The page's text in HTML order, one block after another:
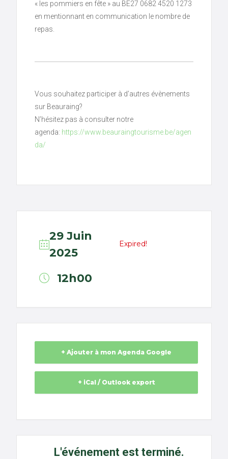
« les pommiers en fête » au BE27 0682 4520 1273
en mentionnant en communication le nombre de
repas.
Vous souhaitez participer à d’autres évènements
sur Beauraing?
N’hésitez pas à consulter notre
agenda: https://www.beauraingtourisme.be/agen
da/
29 Juin
2025
Expired!
12h00
+ Ajouter à mon Agenda Google
+ iCal / Outlook export
L'événement est terminé.